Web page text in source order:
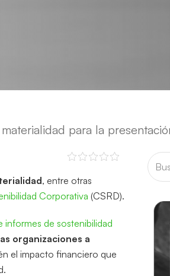
para la
, entre otras
Corporativa (CSRD).
informes de sostenibilidad
organizaciones a
el impacto financiero que
Buscar